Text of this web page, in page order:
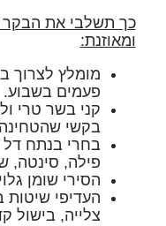
כך תשלבי את הבקר
ומאוזנת:
פעמים בשבוע.
קני בשר טרי
בקשי
פילה, סינטה,
הסירי שומן
העדיפי שיטות
צלייה, בישול